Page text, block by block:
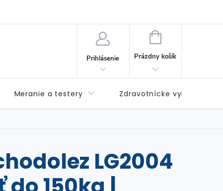
Prihlásenie
NÁKUPNÝ
KOŠÍK
Prázdny košík
Meranie a testery Zdravotnícke vybavenie
LG2004